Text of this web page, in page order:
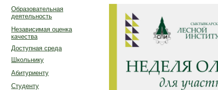
Образовательная
деятельность
Независимая оценка
качества
Доступная среда
Школьнику
Абитуриенту
Студенту